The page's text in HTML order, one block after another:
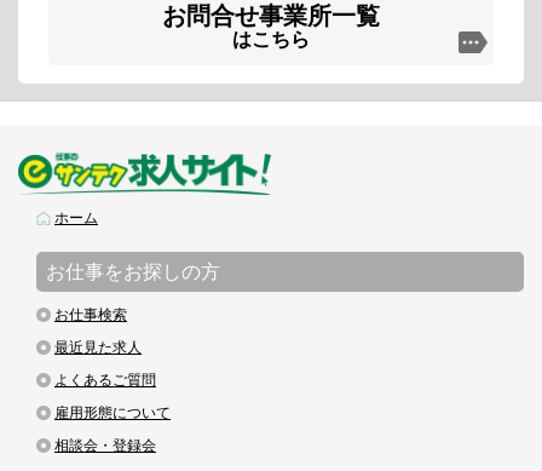
お問合せ事業所一覧
はこちら
ホーム
お仕事をお探しの方
お仕事検索
最近見た求人
よくあるご質問
雇用形態について
相談会・登録会